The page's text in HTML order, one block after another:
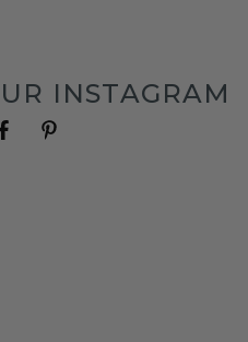
INSTAGRAM